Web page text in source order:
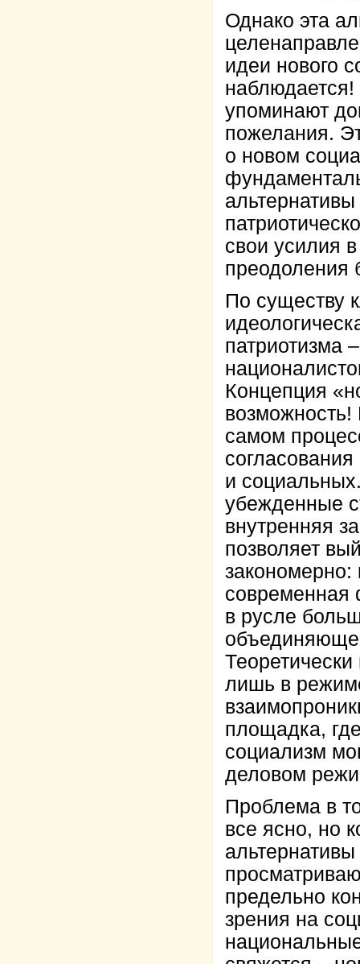
Однако эта
идеи нового
упоминают
пожелания.
о новом
свои усилия
преодоления
По существу
патриотизма
Концепция
возможность!
самом
и
убежденные
внутренняя
позволяет
закономерно:
современная
в русле
лишь в
площадка,
социализм
деловом
Проблема в
все ясно, но
предельно
зрения на